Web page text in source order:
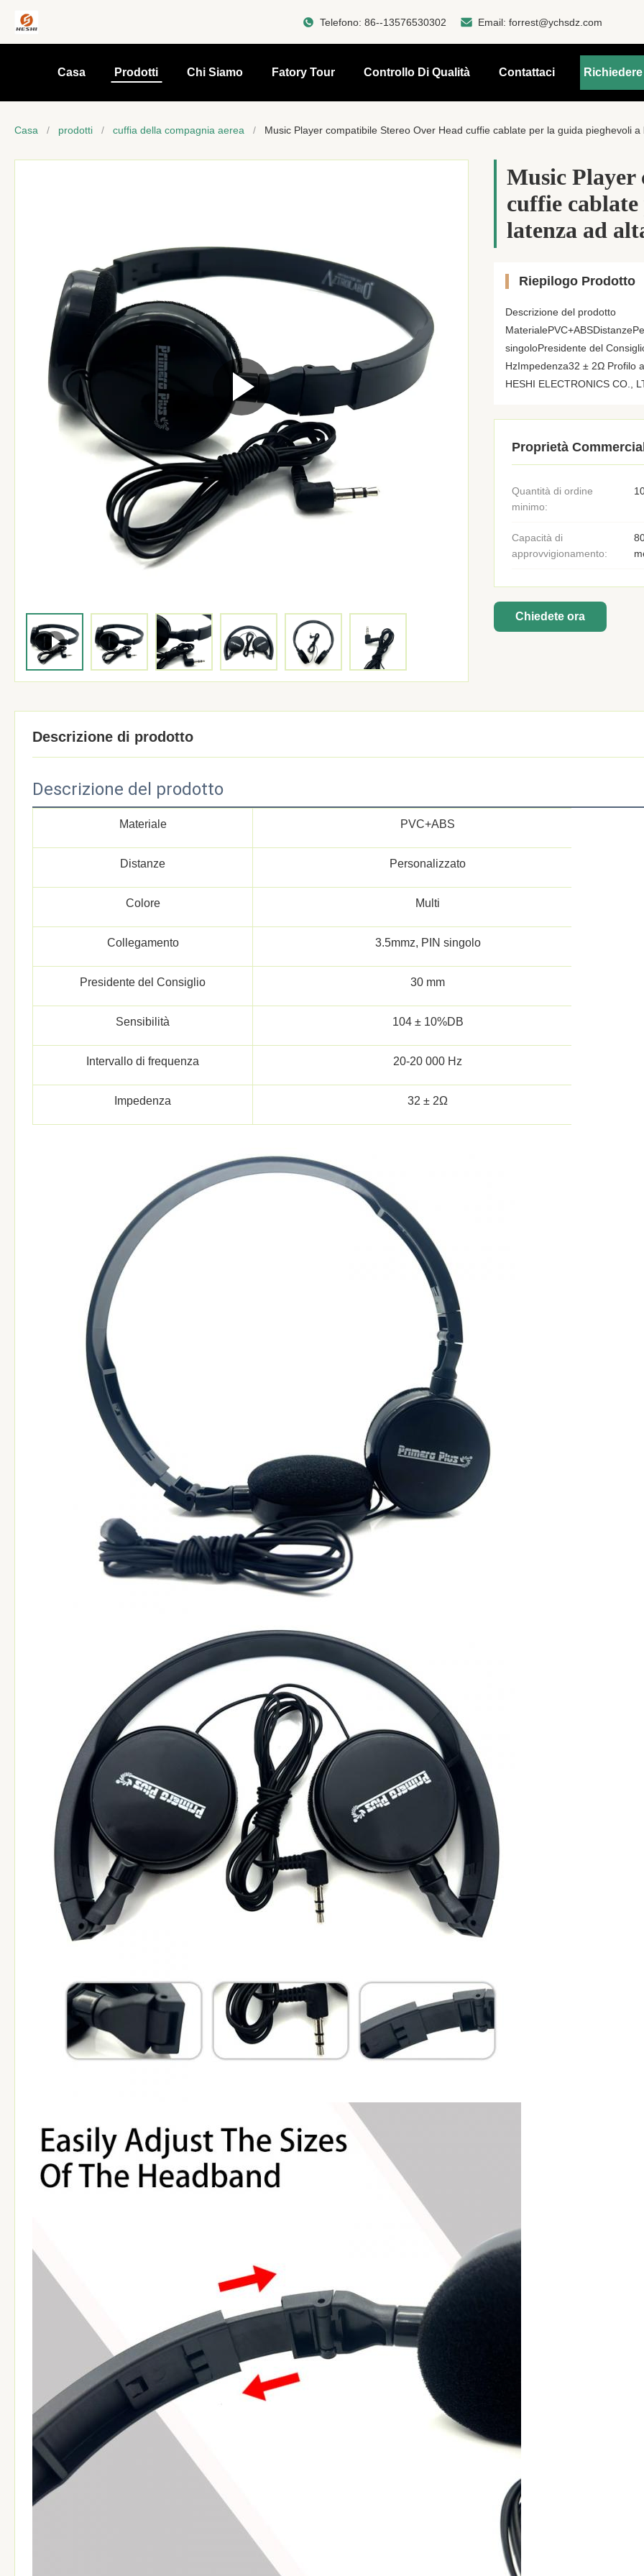
Telefono: 86--13576530302 Email: forrest@ychsdz.com
Casa Prodotti Chi Siamo Fatory Tour Controllo Di Qualità Contattaci
Casa / prodotti / cuffia della compagnia aerea / Music Player compatibile Stereo Over Head cuffie cablate per la guida pieghevoli
Music Player
cuffie cablate
latenza ad
Riepilogo Prodotto
Descrizione del prodotto
singoloPresidente del
HzImpedenza32 ± 2Ω Profilo
HESHI ELECTRONICS CO.,
Proprietà
Quantità di ordine
minimo:
Capacità di
approvvigionamento:
Chiedete ora
Descrizione di prodotto
Descrizione del prodotto
Materiale PVC+ABS
Distanze Personalizzato
Colore Multi
Collegamento 3.5mmz, PIN singolo
Presidente del Consiglio 30 mm
Sensibilità 104 ± 10%DB
Intervallo di frequenza 20-20 000 Hz
Impedenza 32 ± 2Ω